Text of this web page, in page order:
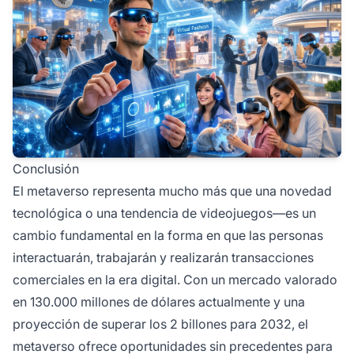
Conclusión
El metaverso representa mucho más que una novedad
tecnológica o una tendencia de videojuegos—es un
cambio fundamental en la forma en que las personas
interactuarán, trabajarán y realizarán transacciones
comerciales en la era digital. Con un mercado valorado
en 130.000 millones de dólares actualmente y una
proyección de superar los 2 billones para 2032, el
metaverso ofrece oportunidades sin precedentes para